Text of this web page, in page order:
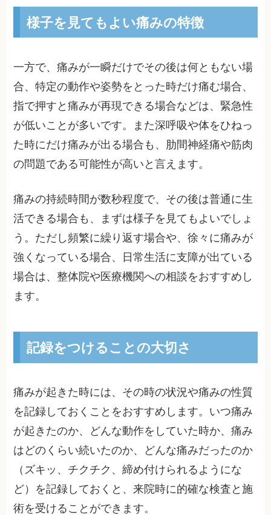
様子を見てもよい痛みの特徴
一方で、痛みが一瞬だけでその後は何ともない場
合、特定の動作や姿勢をとった時だけ痛む場合、
指で押すと痛みが再現できる場合などは、緊急性
が低いことが多いです。また深呼吸や体をひねっ
た時にだけ痛みが出る場合も、肋間神経痛や筋肉
の問題である可能性が高いと言えます。
痛みの持続時間が数秒程度で、その後は普通に生
活できる場合も、まずは様子を見てもよいでしょ
う。ただし頻繁に繰り返す場合や、徐々に痛みが
強くなっている場合、日常生活に支障が出ている
場合は、整体院や医療機関への相談をおすすめし
ます。
記録をつけることの大切さ
痛みが起きた時には、その時の状況や痛みの性質
を記録しておくことをおすすめします。いつ痛み
が起きたのか、どんな動作をしていた時か、痛み
はどのくらい続いたのか、どんな痛みだったのか
（ズキッ、チクチク、締め付けられるようにな
ど）を記録しておくと、来院時に的確な検査と施
術を受けることができます。